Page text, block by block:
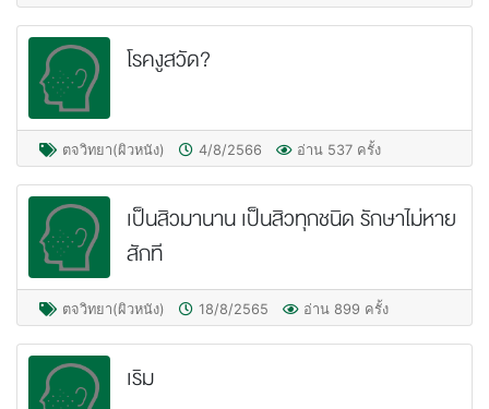
โรคงูสวัด?
ตจวิทยา(ผิวหนัง) 4/8/2566 อ่าน 537 ครั้ง
เป็นสิวมานาน เป็นสิวทุกชนิด รักษาไม่หาย
สักที
ตจวิทยา(ผิวหนัง) 18/8/2565 อ่าน 899 ครั้ง
เริม